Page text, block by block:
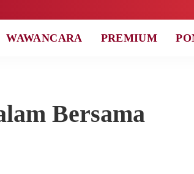
PREMIUM PON XXI
Bersama Ofisial